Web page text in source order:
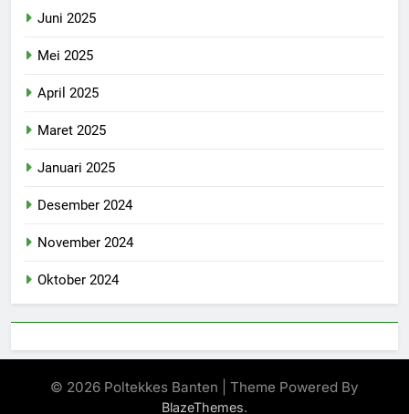
Juni 2025
Mei 2025
April 2025
Maret 2025
Januari 2025
Desember 2024
November 2024
Oktober 2024
© 2026 Poltekkes Banten | Theme Powered By
BlazeThemes.